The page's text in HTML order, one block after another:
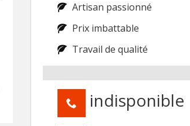
Artisan passionné
Prix imbattable
Travail de qualité
indisponible